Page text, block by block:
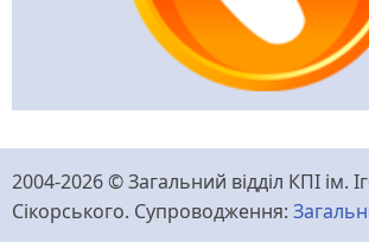
2004-2026 © Загальний відділ КПІ ім.
Сікорського. Супроводження: